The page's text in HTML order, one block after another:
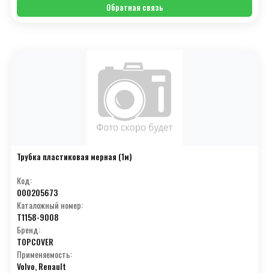
Обратная связь
Трубка пластиковая мерная (1м)
Код:
000205673
Каталожный номер:
T1158-9008
Бренд:
TOPCOVER
Применяемость:
Volvo, Renault